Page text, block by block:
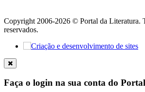
Copyright 2006-2026 © Portal da Literatura.
reservados.
Faça o login na sua conta do Portal